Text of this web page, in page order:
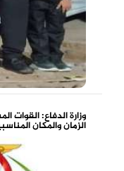
وزارة الدفاع:
الزمان والمكان